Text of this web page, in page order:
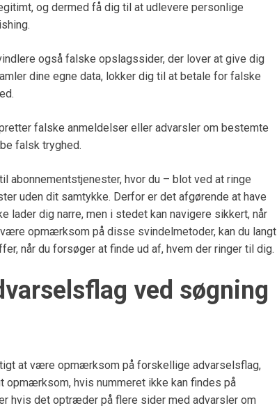
og dermed få dig til at udlevere personlige
også falske opslagssider, der lover at give dig
dine egne data, lokker dig til at betale for falske
falske anmeldelser eller advarsler om bestemte
falsk tryghed.
abonnementstjenester, hvor du – blot ved at ringe
uden dit samtykke. Derfor er det afgørende at have
lader dig narre, men i stedet kan navigere sikkert, når
opmærksom på disse svindelmetoder, kan du langt
når du forsøger at finde ud af, hvem der ringer til dig.
ved søgning
at være opmærksom på forskellige advarselsflag,
hvis nummeret ikke kan findes på
hvis det optræder på flere sider med advarsler om